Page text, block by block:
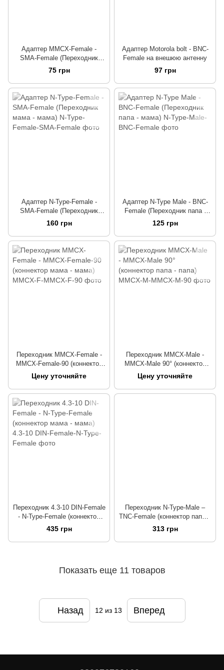
Адаптер MMCX-Female -
SMA-Female (Переходник
мама - мама)
75 грн
Адаптер Motorola bolt - BNC-
Female на внешюю антенну
97 грн
Адаптер N-Type-Female -
SMA-Female (Переходник
мама - мама)
160 грн
Адаптер N-Type Male - BNC-
Female (Переходник папа -
мама)
125 грн
Переходник MMCX-Female -
MMCX-Female-90 (коннектор
мама - мама)
Цену уточняйте
Переходник MMCX-Male -
MMCX-Male 90° (коннектор
папа - папа)
Цену уточняйте
Переходник 4.3-10 DIN-Female
- N-Type-Female (коннектор
мама - мама)
435 грн
Переходник N-Type-Male –
TNC-Female (коннектор папа –
мама), LenoRF
313 грн
Показать еще 11 товаров
Назад 12 из 13 Вперед